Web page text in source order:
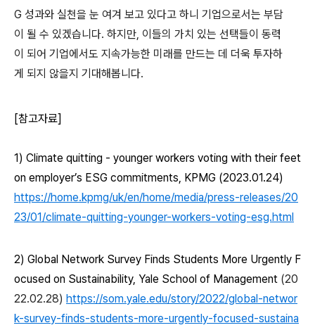
G 성과와 실천을 눈 여겨 보고 있다고 하니 기업으로서는 부담
이 될 수 있겠습니다. 하지만, 이들의 가치 있는 선택들이 동력
이 되어 기업에서도 지속가능한 미래를 만드는 데 더욱 투자하
게 되지 않을지 기대해봅니다.
[참고자료]
1) Climate quitting - younger workers voting with their feet
on employer’s ESG commitments, KPMG (2023.01.24)
https://home.kpmg/uk/en/home/media/press-releases/20
23/01/climate-quitting-younger-workers-voting-esg.html
2) Global Network Survey Finds Students More Urgently F
ocused on Sustainability, Yale School of Management (20
22.02.28) https://som.yale.edu/story/2022/global-networ
k-survey-finds-students-more-urgently-focused-sustaina